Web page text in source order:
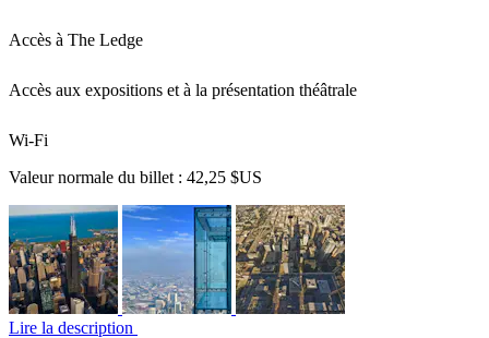
Accès à The Ledge
Accès aux expositions et à la présentation théâtrale
Wi-Fi
Valeur normale du billet : 42,25 $US
Lire la description